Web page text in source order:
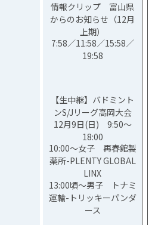
情報クリップ 富山県
からのお知らせ（12月
上期）
7:58／11:58／15:58／
19:58
【生中継】バドミント
ンS/Jリーグ高岡大会
12月9日(日) 9:50～
18:00
10:00～女子 再春館製
薬所-PLENTY GLOBAL
LINX
13:00頃～男子 トナミ
運輸-トリッキーパンダ
ース